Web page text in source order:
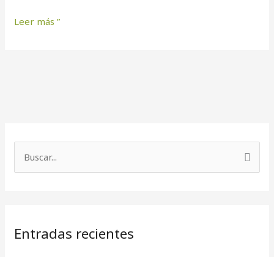
Leer más ”
a
Entradas recientes